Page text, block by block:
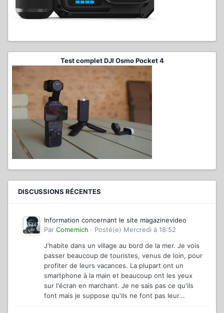
Test complet DJI Osmo Pocket 4
DISCUSSIONS RÉCENTES
Information concernant le site magazinevideo
Par Comemich · Posté(e) Mercredi à 18:52
J'habite dans un village au bord de la mer. Je vois
passer beaucoup de touristes, venus de loin, pour
profiter de leurs vacances. La plupart ont un
smartphone à la main et beaucoup ont les yeux
sur l'écran en marchant. Je ne sais pas ce qu'ils
font mais je suppose qu'ils ne font pas leur...